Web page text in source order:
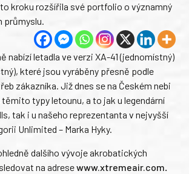
kroku rozšířila své portfolio o významný
průmyslu.
nabízí letadla ve verzi XA-41 (jednomístný)
které jsou vyráběny přesně podle
zákazníka. Již dnes se na Českém nebi
typy letounu, a to jak u legendární
tak i u našeho reprezentanta v nejvyšší
Unlimited – Marka Hyky.
dalšího vývoje akrobatických
na adresewww.xtremeair.com